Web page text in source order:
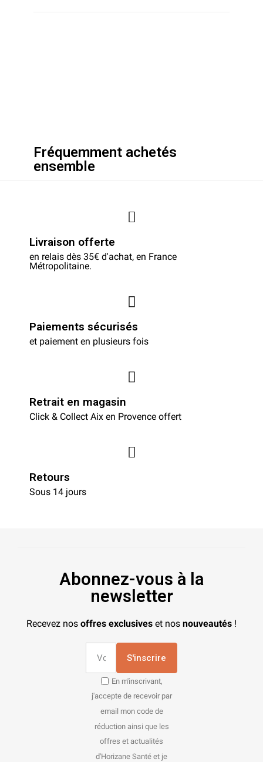
Fréquemment achetés
ensemble
Livraison offerte
en relais dès 35€ d'achat, en France
Métropolitaine.
Paiements sécurisés
et paiement en plusieurs fois
Retrait en magasin
Click & Collect Aix en Provence offert
Retours
Sous 14 jours
Abonnez-vous à la
newsletter
Recevez nos offres exclusives et nos nouveautés !
S'inscrire
En m'inscrivant,
j'accepte de recevoir par
email mon code de
réduction ainsi que les
offres et actualités
d'Horizane Santé et je